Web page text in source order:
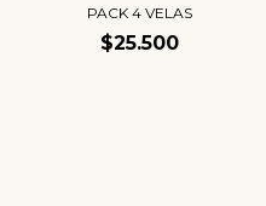
PACK 4 VELAS
$25.500